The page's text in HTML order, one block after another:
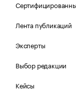
Лента публикаций
Эксперты
Выбор редакции
Кейсы